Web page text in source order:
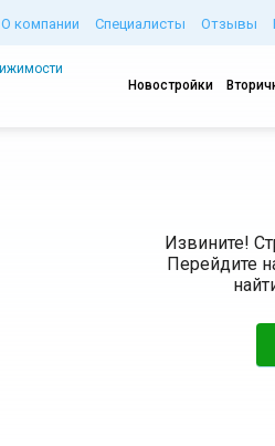
О компании Специалисты Отзывы
Новостройки
Извините!
Перейдите